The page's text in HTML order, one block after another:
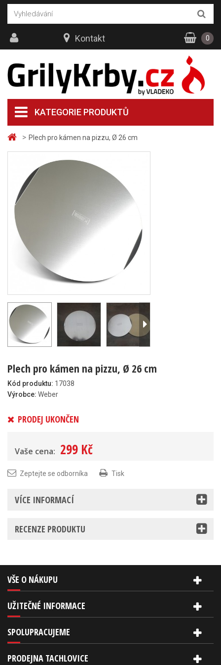
> Plech pro kámen na pizzu, Ø 26 cm
Plech pro kámen na pizzu, Ø 26 cm
Kód produktu: 17038
Výrobce: Weber
PRODEJ UKONČEN
Vaše cena: 299 Kč
Zeptejte se odborníka Tisk
VÍCE INFORMACÍ
RECENZE PRODUKTU
KATEGORIE PRODUKTŮ
Kontakt 0
VŠE O NÁKUPU
UŽITEČNÉ INFORMACE
SPOLUPRACUJEME
PRODEJNA TACHLOVICE